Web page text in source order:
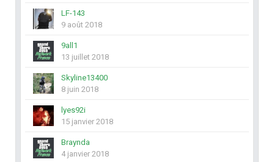
LF-143
9 août 2018
9all1
13 juillet 2018
Skyline13400
8 juin 2018
lyes92i
15 janvier 2018
Braynda
4 janvier 2018